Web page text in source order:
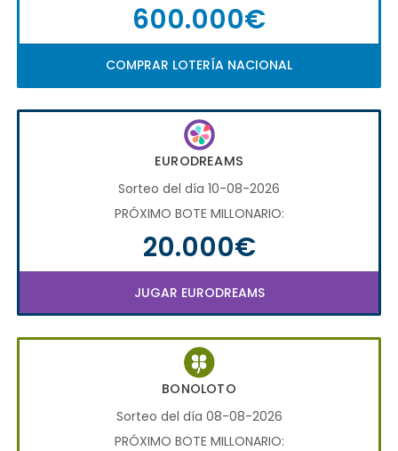
600.000€
COMPRAR LOTERÍA NACIONAL
EURODREAMS
Sorteo del día 10-08-2026
PRÓXIMO BOTE MILLONARIO:
20.000€
JUGAR EURODREAMS
BONOLOTO
Sorteo del día 08-08-2026
PRÓXIMO BOTE MILLONARIO: